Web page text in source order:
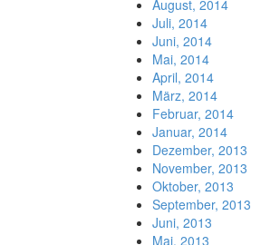
August, 2014
Juli, 2014
Juni, 2014
Mai, 2014
April, 2014
März, 2014
Februar, 2014
Januar, 2014
Dezember, 2013
November, 2013
Oktober, 2013
September, 2013
Juni, 2013
Mai, 2013